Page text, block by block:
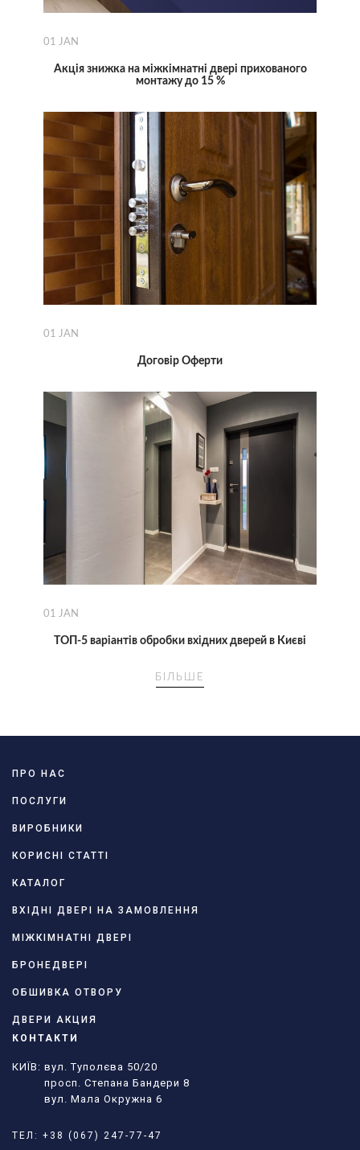
01 JAN
Акція знижка на міжкімнатні двері прихованого
монтажу до 15 %
01 JAN
Договір Оферти
01 JAN
ТОП-5 варіантів обробки вхідних дверей в Києві
БІЛЬШЕ
ПРО НАС
ПОСЛУГИ
ВИРОБНИКИ
КОРИСНІ СТАТТІ
КАТАЛОГ
ВХІДНІ ДВЕРІ НА ЗАМОВЛЕННЯ
МІЖКІМНАТНІ ДВЕРІ
БРОНЕДВЕРІ
ОБШИВКА ОТВОРУ
ДВЕРИ АКЦИЯ
КОНТАКТИ
КИЇВ: вул. Туполєва 50/20
просп. Степана Бандери 8
вул. Мала Окружна 6
ТЕЛ: +38 (067) 247-77-47